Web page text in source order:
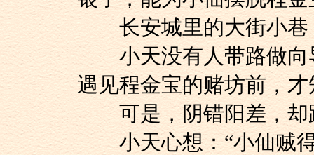
长安城里的大街小巷
小天没有人带路做向
遇见程金宝的赌坊前，
可是，阴错阳差，却
小天心想：“小仙贼得